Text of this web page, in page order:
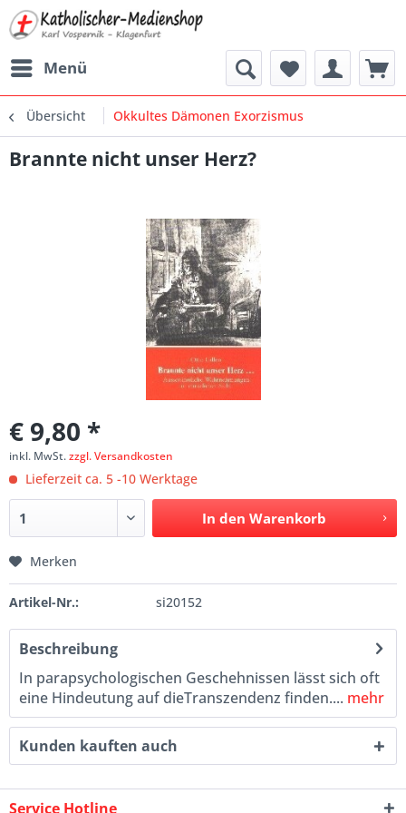
Menü
Übersicht Okkultes Dämonen Exorzismus
Brannte nicht unser Herz?
€ 9,80 *
inkl. MwSt.zzgl. Versandkosten
Lieferzeit ca. 5 -10 Werktage
In den Warenkorb
Merken
Artikel-Nr.: si20152
Beschreibung
In parapsychologischen Geschehnissen lässt sich oft
eine Hindeutung auf dieTranszendenz finden.... mehr
Kunden kauften auch
Service Hotline